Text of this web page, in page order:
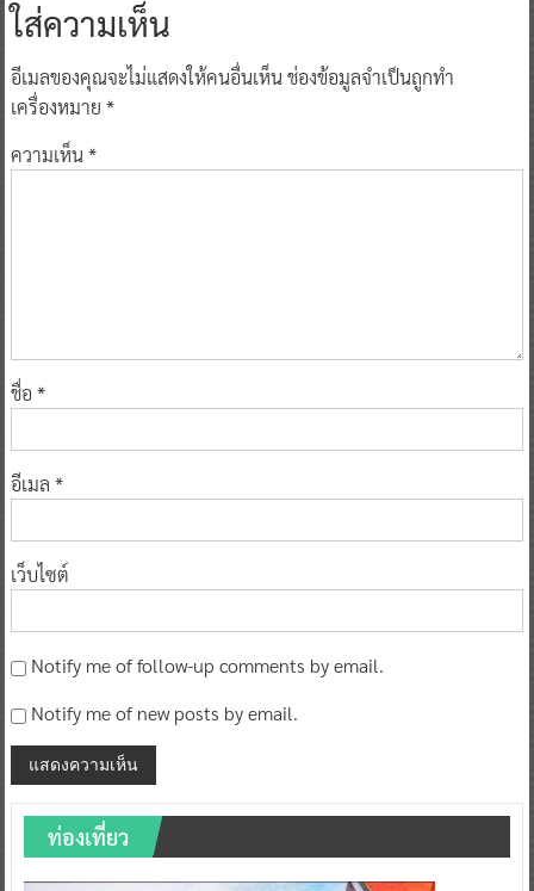
ใส่ความเห็น
อีเมลของคุณจะไม่แสดงให้คนอื่นเห็นช่องข้อมูลจำเป็นถูกทำ
เครื่องหมาย *
ความเห็น*
ชื่อ *
อีเมล *
เว็บไซต์
Notify me of follow-up comments by email.
Notify me of new posts by email.
ท่องเที่ยว